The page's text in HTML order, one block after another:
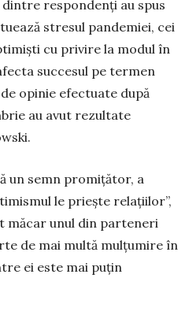
respondenți au spus
stresul pan­de­miei, cei
cu privire la modul în
succesul pe termen
opinie efectuate după
au avut re­zultate
un semn promițător, a
le priește relațiilor”,
măcar unul din par­teneri
de mai multă mulțumire în
ei este mai puțin